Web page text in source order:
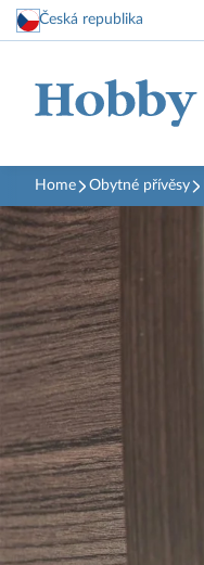
Česká republika
Home Obytné přívěsy